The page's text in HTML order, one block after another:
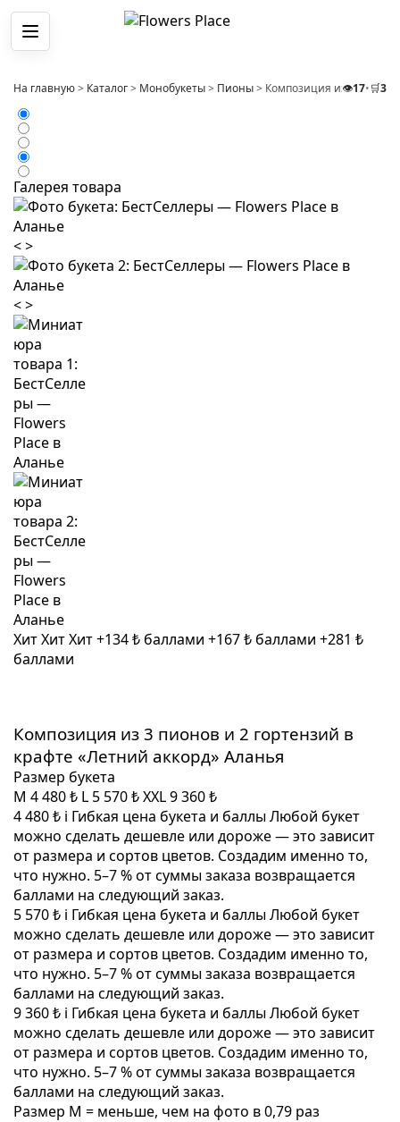
Меню
На главную> Каталог> Монобукеты> Пионы> Композиция из 3 пионов
👁️17•🛒3
Галерея товара
<>
<>
ХитХитХит+134 ₺ баллами +167 ₺ баллами +281 ₺
баллами
Композиция из 3 пионов и 2 гортензий в
крафте «Летний аккорд» Аланья
Размер букета
M 4 480 ₺ L 5 570 ₺XXL9 360 ₺
4 480 ₺ i Гибкая цена букета и баллыЛюбой букет
можно сделать дешевле или дороже — это зависит
от размера и сортов цветов. Создадим именно то,
что нужно. 5–7 % от суммы заказа возвращается
баллами на следующий заказ.
5 570 ₺ i Гибкая цена букета и баллыЛюбой букет
можно сделать дешевле или дороже — это зависит
от размера и сортов цветов. Создадим именно то,
что нужно. 5–7 % от суммы заказа возвращается
баллами на следующий заказ.
9 360 ₺ i Гибкая цена букета и баллыЛюбой букет
можно сделать дешевле или дороже — это зависит
от размера и сортов цветов. Создадим именно то,
что нужно. 5–7 % от суммы заказа возвращается
баллами на следующий заказ.
Размер M = меньше, чем на фото в 0,79 раз